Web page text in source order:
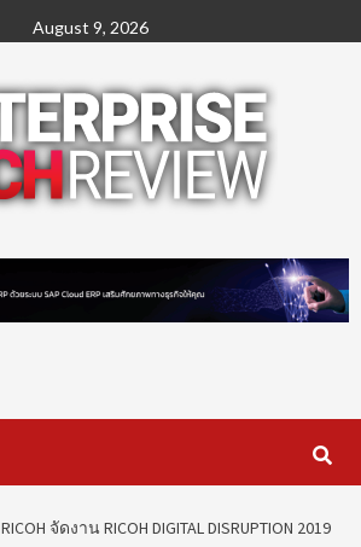
August 9, 2026
RICOH จัดงาน RICOH DIGITAL DISRUPTION 2019